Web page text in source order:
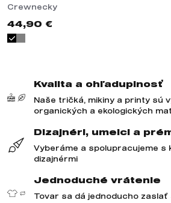
Crewnecky
44,90 €
Kvalita a ohľaduplnosť
Naše tričká, mikiny a printy sú
organických a ekologických
Dizajnéri, umelci a
Vyberáme a spolupracujeme s
dizajnérmi
Jednoduché vrátenie
Tovar sa dá jednoducho zaslať